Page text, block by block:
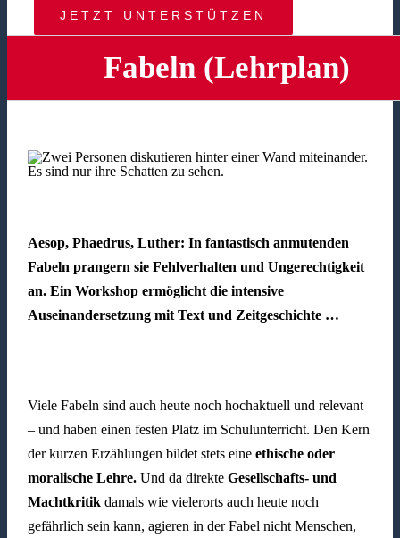
JETZT UNTERSTÜTZEN
Fabeln (Lehrplan)
Aesop, Phaedrus, Luther: In fantastisch anmutenden
Fabeln prangern sie Fehlverhalten und Ungerechtigkeit
an. Ein Workshop ermöglicht die intensive
Auseinandersetzung mit Text und Zeitgeschichte …
Viele Fabeln sind auch heute noch hochaktuell und relevant
– und haben einen festen Platz im Schulunterricht. Den Kern
der kurzen Erzählungen bildet stets eine ethische oder
moralische Lehre.Und da direkte Gesellschafts- und
Machtkritikdamals wie vielerorts auch heute noch
gefährlich sein kann, agieren in der Fabel nicht Menschen,